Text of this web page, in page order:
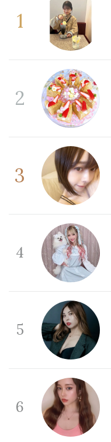
1
2
3
4
5
6